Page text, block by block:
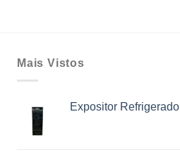
Mais Vistos
Expositor Refrigerado